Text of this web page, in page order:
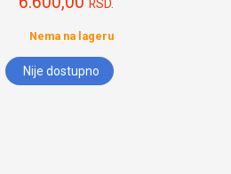
RSD.
Nema na lageru
Nije dostupno